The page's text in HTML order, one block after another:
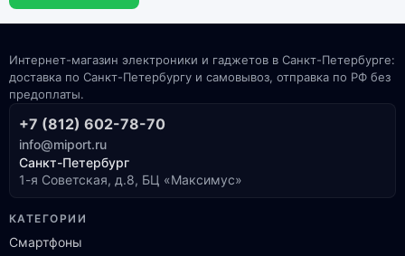
Интернет-магазин электроники и гаджетов в Санкт-Петербурге:
доставка по Санкт-Петербургу и самовывоз, отправка по РФ без
предоплаты.
+7 (812) 602-78-70
info@miport.ru
Санкт-Петербург
1-я Советская, д.8, БЦ «Максимус»
КАТЕГОРИИ
Смартфоны